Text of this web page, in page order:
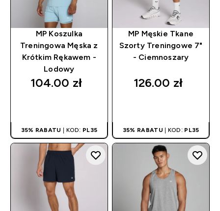
MP Koszulka
Treningowa Męska z
Krótkim Rękawem -
Lodowy
104.00 zł‎
35% RABATU | KOD: PL35
MP Męskie Tkane
Szorty Treningowe 7"
- Ciemnoszary
126.00 zł‎
35% RABATU | KOD: PL35